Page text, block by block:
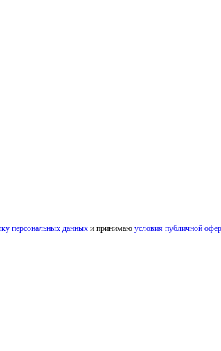
персональных данныхи принимаю условия публичной